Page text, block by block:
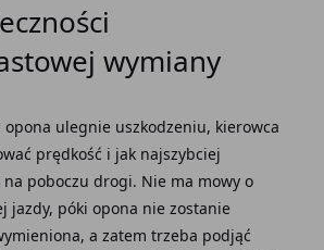
wymiany
opona ulegnie uszkodzeniu, kierowca
prędkość i jak najszybciej
poboczu drogi. Nie ma mowy o
jazdy, póki opona nie zostanie
a zatem trzeba podjąć